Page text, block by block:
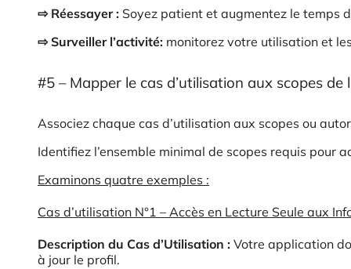
⇨ Réessayer : Soyez patient et augmentez le temps
⇨ Surveiller l’activité: monitorez votre utilisation et
#5 – Mapper le cas d’utilisation aux scopes de
Associez chaque cas d’utilisation aux scopes ou
Identifiez l’ensemble minimal de scopes requis pour
Examinons quatre exemples :
Cas d’utilisation N°1 – Accès en Lecture Seule aux
Description du Cas d’Utilisation : Votre application
à jour le profil.